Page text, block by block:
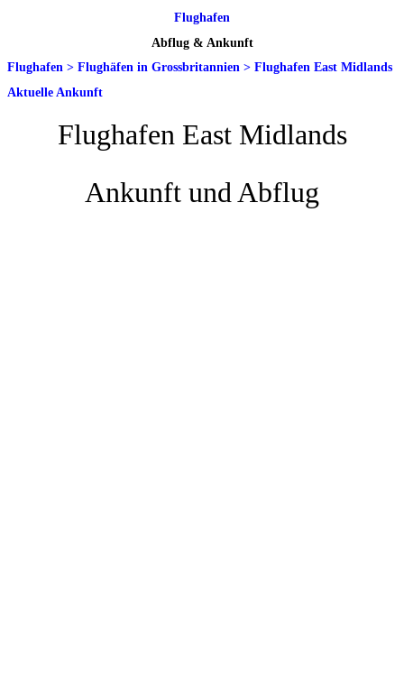
Flughafen
Abflug & Ankunft
Flughafen > Flughäfen in Grossbritannien > Flughafen East Midlands
Aktuelle Ankunft
Flughafen East Midlands
Ankunft und Abflug